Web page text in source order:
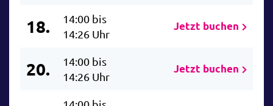
18.
14:00 bis
14:26 Uhr
Jetzt buchen
20.
14:00 bis
14:26 Uhr
Jetzt buchen